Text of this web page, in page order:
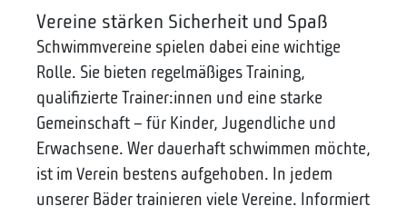
Vereine stärken Sicherheit und Spaß
Schwimmvereine spielen dabei eine wichtige
Rolle. Sie bieten regelmäßiges Training,
qualifizierte Trainer:innen und eine starke
Gemeinschaft – für Kinder, Jugendliche und
Erwachsene. Wer dauerhaft schwimmen möchte,
ist im Verein bestens aufgehoben. In jedem
unserer Bäder trainieren viele Vereine. Informiert